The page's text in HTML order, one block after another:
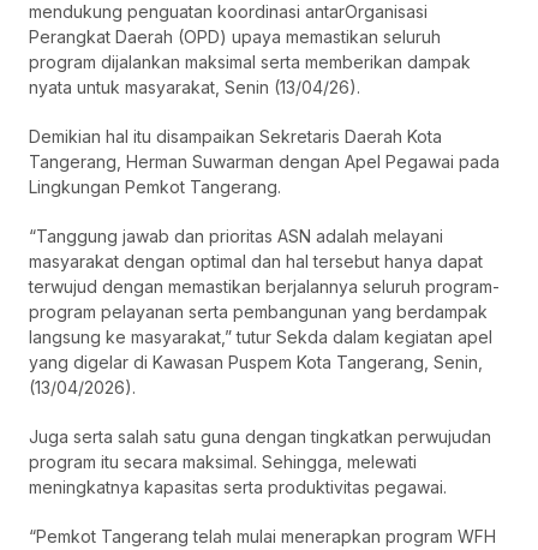
mendukung penguatan koordinasi antarOrganisasi
Perangkat Daerah (OPD) upaya memastikan seluruh
program dijalankan maksimal serta memberikan dampak
nyata untuk masyarakat, Senin (13/04/26).
Demikian hal itu disampaikan Sekretaris Daerah Kota
Tangerang, Herman Suwarman dengan Apel Pegawai pada
Lingkungan Pemkot Tangerang.
“Tanggung jawab dan prioritas ASN adalah melayani
masyarakat dengan optimal dan hal tersebut hanya dapat
terwujud dengan memastikan berjalannya seluruh program-
program pelayanan serta pembangunan yang berdampak
langsung ke masyarakat,” tutur Sekda dalam kegiatan apel
yang digelar di Kawasan Puspem Kota Tangerang, Senin,
(13/04/2026).
Juga serta salah satu guna dengan tingkatkan perwujudan
program itu secara maksimal. Sehingga, melewati
meningkatnya kapasitas serta produktivitas pegawai.
“Pemkot Tangerang telah mulai menerapkan program WFH